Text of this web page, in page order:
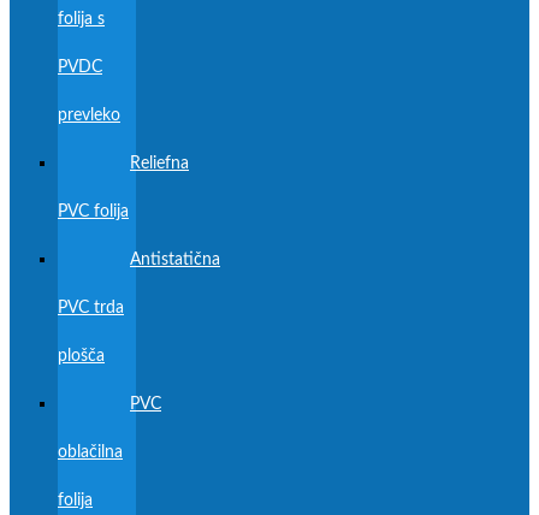
folija s
PVDC
prevleko
Reliefna
PVC folija
Antistatična
PVC trda
plošča
PVC
oblačilna
folija